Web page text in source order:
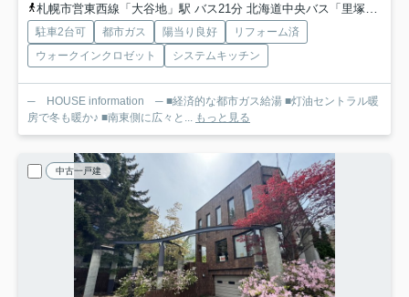
札幌市営東西線「大谷地」駅 バス21分 北海道中央バス「里塚市営団地前」 停歩5分
駐車2台可 都市ガス 陽当り良好
リフォーム済
ウォークインクロゼット
システムキッチン
─ HOUSE information ─ ■経済的な都市ガス給湯 ■灯油セントラル暖
房で冬も暖か♪ ■南東側に広々と...
もっと見る
中古一戸建